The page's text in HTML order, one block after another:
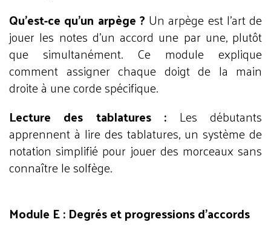
Qu’est-ce qu’un arpège ? Un arpège est l’art de
jouer les notes d’un accord une par une, plutôt
que simultanément. Ce module explique
comment assigner chaque doigt de la main
droite à une corde spécifique.
Lecture des tablatures : Les débutants
apprennent à lire des tablatures, un système de
notation simplifié pour jouer des morceaux sans
connaître le solfège.
Module E : Degrés et progressions d’accords